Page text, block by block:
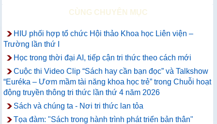
CÙNG CHUYÊN MỤC
HIU phối hợp tổ chức Hội thảo Khoa học Liên viện –
Trường lần thứ I
Học trong thời đại AI, tiếp cận tri thức theo cách mới
Cuộc thi Video Clip “Sách hay cần bạn đọc” và Talkshow
“Euréka – Ươm mầm tài năng khoa học trẻ” trong Chuỗi hoạt
động truyền thông tri thức lần thứ 4 năm 2026
Sách và chúng ta - Nơi tri thức lan tỏa
Tọa đàm: "Sách trong hành trình phát triển bản thân"